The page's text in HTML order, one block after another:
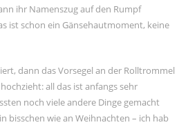
ihr Namenszug auf den Rumpf
ist schon ein Gänsehautmoment, keine
dann das Vorsegel an der Rolltrommel
all das ist anfangs sehr
noch viele andere Dinge gemacht
bisschen wie an Weihnachten – ich hab